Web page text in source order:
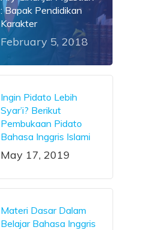
: Bapak Pendidikan
Karakter
February 5, 2018
Ingin Pidato Lebih
Syar’i? Berikut
Pembukaan Pidato
Bahasa Inggris Islami
May 17, 2019
Materi Dasar Dalam
Belajar Bahasa Inggris